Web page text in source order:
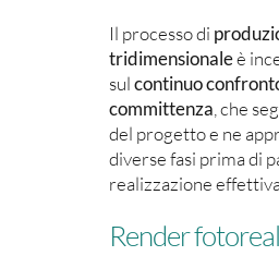
Il processo di
tridimensionaleè
sulcontinuo
committenza , che
del progetto e ne
diverse fasi prima di
realizzazione
Render